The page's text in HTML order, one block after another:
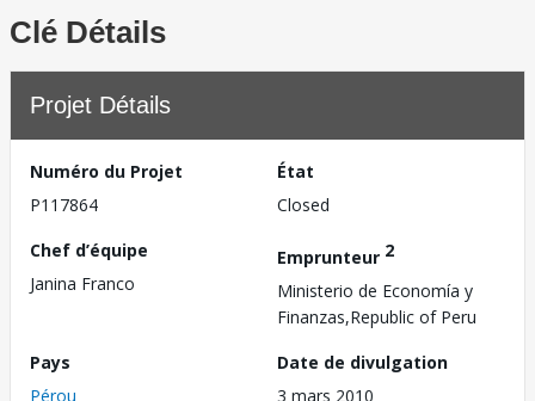
Clé Détails
Projet Détails
Numéro du Projet
P117864
État
Closed
Chef d’équipe
Janina Franco
Emprunteur 2
Ministerio de Economía y
Finanzas,Republic of Peru
Pays
Pérou
Date de divulgation
3 mars 2010